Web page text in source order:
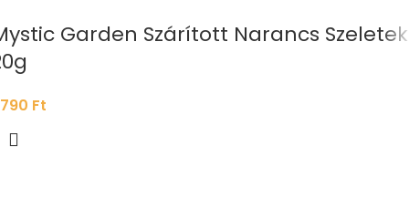
Garden Szárított Narancs Szeletek
Ft